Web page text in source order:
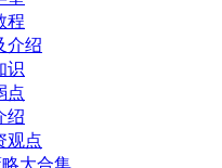
程
介绍
识
点
绍
观点
大合集